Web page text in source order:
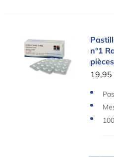
Pastilles de
n°1
19,95